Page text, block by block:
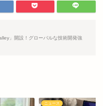
」開設！グローバルな技術開発強
ニュース